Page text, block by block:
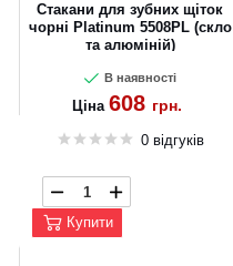
Стакани для зубних щіток
чорні Platinum 5508PL (скло
та алюміній)
В наявності
Ціна 608 грн.
0 відгуків
Купити